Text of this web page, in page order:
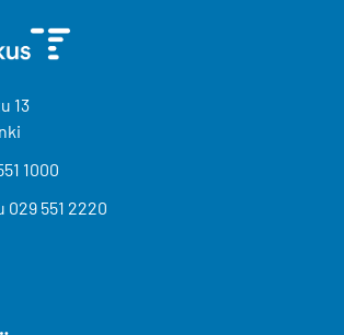
13
1000
029 551 2220